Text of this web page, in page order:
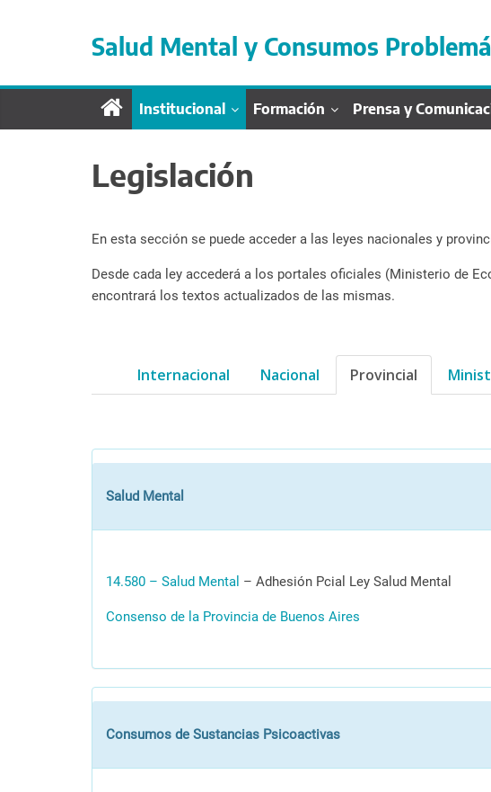
a
Salud Mental y Consumos
Institucional Formación Prensa y
Legislación
En esta sección se puede acceder a las leyes nacionales y
Desde cada ley accederá a los portales oficiales (Ministerio de
encontrará los textos actualizados de las mismas.
Internacional Nacional Provincial
Salud Mental
14.580 – Salud Mental – Adhesión Pcial Ley Salud Mental
Consenso de la Provincia de Buenos Aires
Consumos de Sustancias Psicoactivas